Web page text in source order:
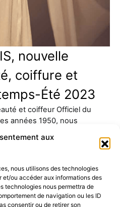
aux
nous utilisons des technologies
ou accéder aux informations des
technologies nous permettra de
de navigation ou les ID
consentir ou de retirer son
nouvelle
coiffure et
Été 2023
et coiffeur Officiel du
années 1950, nous